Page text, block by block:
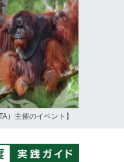
）主催のイベント】